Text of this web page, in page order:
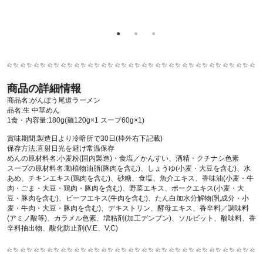
商品の詳細情報
商品名:がんぼう尾道ラーメン
品名:生 中華めん
1食・内容量:180g(麺120g×1 スープ60g×1)
賞味期間:製造日より冷暗所で30日(枠外右下記載)
保存方法:直射日光を避け常温保存
めんの原材料名:小麦粉(国内製造)・食塩／かんすい、酒精・クチナシ色素
スープの原材料名:動植物油脂(豚肉を含む)、しょうゆ(小麦・大豆を含む)、水
あめ、チキンエキス(鶏肉を含む)、砂糖、食塩、魚介エキス、香味油(小麦・牛
肉・ごま・大豆・鶏肉・豚肉を含む)、野菜エキス、ポークエキス(小麦・大
豆・豚肉を含む)、ビーフエキス(牛肉を含む)、たん白加水分解物(乳成分・小
麦・牛肉・大豆・豚肉を含む)、デキストリン、酵母エキス、香辛料／調味料
(アミノ酸等)、カラメル色素、増粘剤(加工デンプン)、ソルビット、酸味料、香
辛料抽出物、酸化防止剤(V.E、V.C)